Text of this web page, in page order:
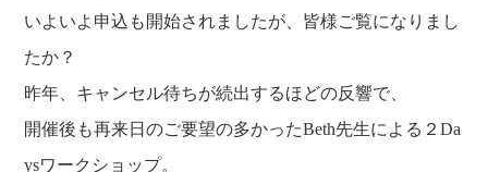
いよいよ申込も開始されましたが、皆様ご覧になりまし
たか？
昨年、キャンセル待ちが続出するほどの反響で、
開催後も再来日のご要望の多かったBeth先生による２Da
ysワークショップ。